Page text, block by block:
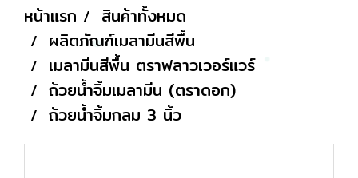
หน้าแรก
สินค้าทั้งหมด
ผลิตภัณฑ์เมลามีนสีพื้น
เมลามีนสีพื้น ตราฟลาวเวอร์แวร์
ถ้วยน้ำจิ้มเมลามีน (ตราดอก)
ถ้วยน้ำจิ้มกลม 3 นิ้ว